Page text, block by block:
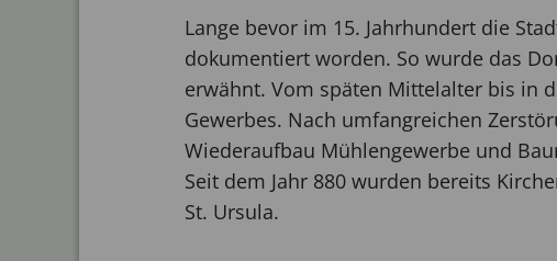
Lange bevor im 15. Jahrhundert die
dokumentiert worden. So wurde das
erwähnt. Vom späten Mittelalter bis in
Gewerbes. Nach umfangreichen
Wiederaufbau Mühlengewerbe und
Seit dem Jahr 880 wurden bereits
St. Ursula.